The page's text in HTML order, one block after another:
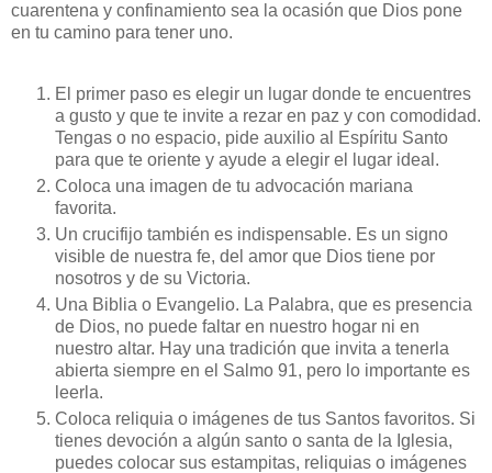
cuarentena y confinamiento sea la ocasión que Dios pone
en tu camino para tener uno.
El primer paso es elegir un lugar donde te encuentres
a gusto y que te invite a rezar en paz y con comodidad.
Tengas o no espacio, pide auxilio al Espíritu Santo
para que te oriente y ayude a elegir el lugar ideal.
Coloca una imagen de tu advocación mariana
favorita.
Un crucifijo también es indispensable. Es un signo
visible de nuestra fe, del amor que Dios tiene por
nosotros y de su Victoria.
Una Biblia o Evangelio. La Palabra, que es presencia
de Dios, no puede faltar en nuestro hogar ni en
nuestro altar. Hay una tradición que invita a tenerla
abierta siempre en el Salmo 91, pero lo importante es
leerla.
Coloca reliquia o imágenes de tus Santos favoritos. Si
tienes devoción a algún santo o santa de la Iglesia,
puedes colocar sus estampitas, reliquias o imágenes